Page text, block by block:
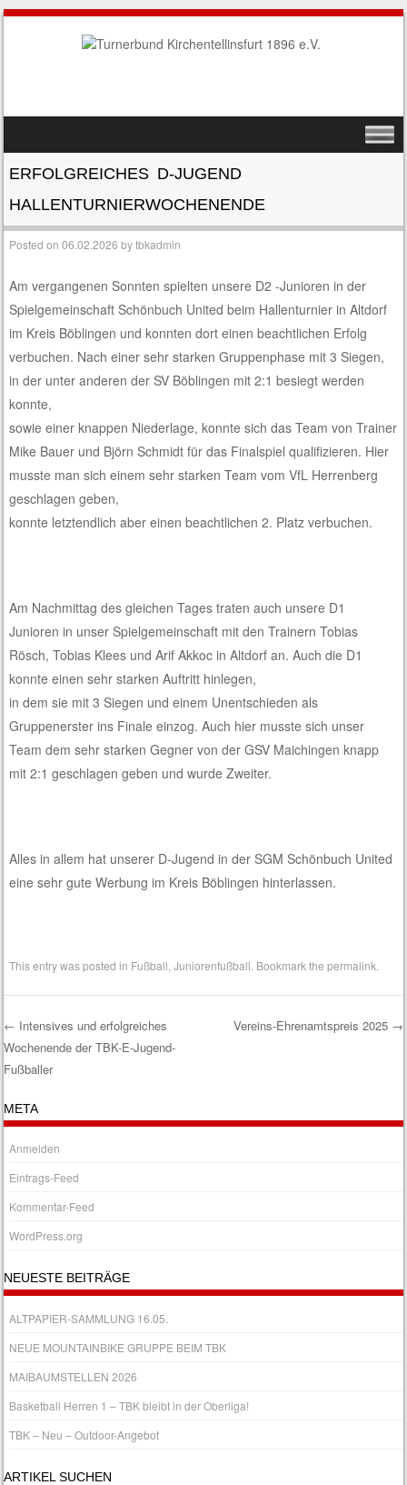
MENU
ERFOLGREICHES D-JUGEND
HALLENTURNIERWOCHENENDE
Posted on06.02.2026 bytbkadmin
Am vergangenen Sonnten spielten unsere D2 -Junioren in der
Spielgemeinschaft Schönbuch United beim Hallenturnier in Altdorf
im Kreis Böblingen und konnten dort einen beachtlichen Erfolg
verbuchen. Nach einer sehr starken Gruppenphase mit 3 Siegen,
in der unter anderen der SV Böblingen mit 2:1 besiegt werden
konnte,
sowie einer knappen Niederlage, konnte sich das Team von Trainer
Mike Bauer und Björn Schmidt für das Finalspiel qualifizieren. Hier
musste man sich einem sehr starken Team vom VfL Herrenberg
geschlagen geben,
konnte letztendlich aber einen beachtlichen 2. Platz verbuchen.
Am Nachmittag des gleichen Tages traten auch unsere D1
Junioren in unser Spielgemeinschaft mit den Trainern Tobias
Rösch, Tobias Klees und Arif Akkoc in Altdorf an. Auch die D1
konnte einen sehr starken Auftritt hinlegen,
in dem sie mit 3 Siegen und einem Unentschieden als
Gruppenerster ins Finale einzog. Auch hier musste sich unser
Teamdem sehr starken Gegner von der GSV Maichingen knapp
mit 2:1 geschlagen geben und wurde Zweiter.
Alles in allem hat unserer D-Jugend in der SGM Schönbuch United
eine sehr gute Werbung im Kreis Böblingen hinterlassen.
This entry was posted in Fußball ,Juniorenfußball . Bookmark thepermalink
Post navigation
← Intensives und erfolgreiches
Wochenende der TBK-E-Jugend-
Fußballer
Vereins-Ehrenamtspreis 2025 →
META
Anmelden
Eintrags-Feed
Kommentar-Feed
WordPress.org
NEUESTE BEITRÄGE
ALTPAPIER-SAMMLUNG 16.05.
NEUE MOUNTAINBIKE GRUPPE BEIM TBK
MAIBAUMSTELLEN 2026
Basketball Herren 1 – TBK bleibt in der Oberliga!
TBK – Neu – Outdoor-Angebot
ARTIKEL SUCHEN